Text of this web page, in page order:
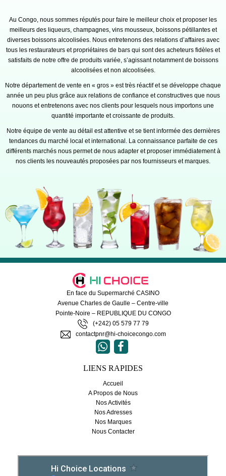
Au Congo, nous sommes réputés pour faire le meilleur choix et proposer les
meilleurs des liqueurs, champagnes, vins mousseux, boissons pétillantes et
diverses boissons alcoolisées. Nous entretenons des relations d’affaires avec
tous les restaurateurs et propriétaires de bars qui sont des acheteurs fidèles et
satisfaits de notre offre de produits variée, s’agissant notamment de boissons
alcoolisées et non alcoolisées.
Notre département de vente en « gros » est très réactif et se développe chaque
année un peu plus grâce aux relations de confiance et constructives que nous
nouons et entretenons avec nos clients pour lesquels nous importons une
quantité importante et croissante de produits.
Notre équipe de vente au détail est attentive et se tient informée des dernières
tendances du marché local et international. La connaissance parfaite de ces
différents marchés nous permet de nous adapter et proposer immédiatement à
nos clients les nouveautés proposées par nos fournisseurs et marques.
En face du Supermarché CASINO
Avenue Charles de Gaulle – Centre-ville
Pointe-Noire – REPUBLIQUE DU CONGO
(+242) 05 579 77 79
contactpnr@hi-choicecongo.com
 
LIENS RAPIDES
Accueil
A Propos de Nous
Nos Activités
Nos Adresses
Nos Marques
Nous Contacter